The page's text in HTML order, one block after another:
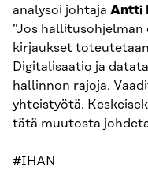
analysoi johtaja Antti
”Jos
kirjaukset
Digitalisaatio ja
hallinnon rajoja.
yhteistyötä.
tätä muutosta
#IHAN